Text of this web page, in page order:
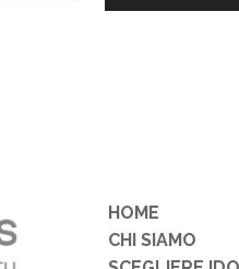
HOME
CHI SIAMO